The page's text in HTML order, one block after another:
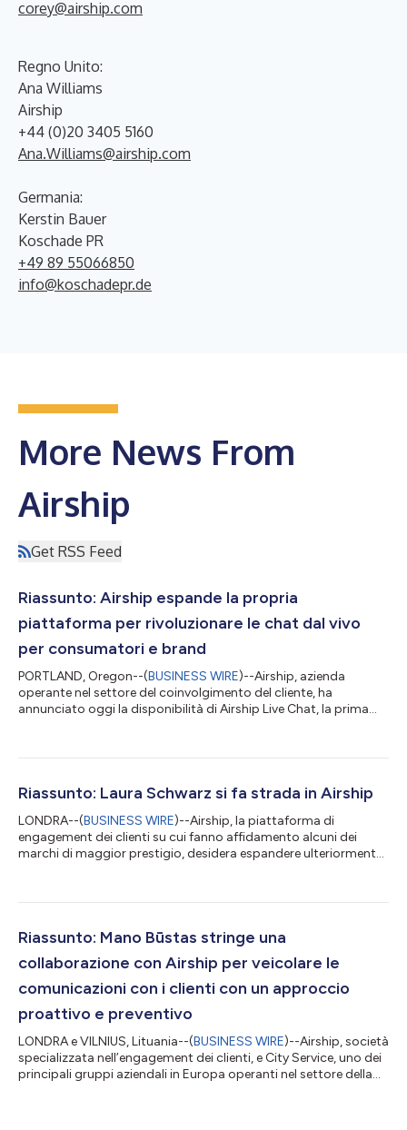
corey@airship.com
Regno Unito:
Ana Williams
Airship
+44 (0)20 3405 5160
Ana.Williams@airship.com
Germania:
Kerstin Bauer
Koschade PR
+49 89 55066850
info@koschadepr.de
More News From
Airship
Get RSS Feed
Riassunto: Airship espande la propria
piattaforma per rivoluzionare le chat dal vivo
per consumatori e brand
PORTLAND, Oregon--(BUSINESS WIRE)--Airship, azienda
operante nel settore del coinvolgimento del cliente, ha
annunciato oggi la disponibilità di Airship Live Chat, la prima
dispositivi mobili per la creazione proattiva di conversazioni dal
SMS, aumentando conversioni, coinvolgimento e
Riassunto: Laura Schwarz si fa strada in Airship
LONDRA--(BUSINESS WIRE)--Airship, la piattaforma di
engagement dei clienti su cui fanno affidamento alcuni dei
marchi di maggior prestigio, desidera espandere ulteriormente
marchio. Allo scopo di promuovere la concretizzazione di tali
vendita nella regione a Laura Schwarz, che in passato ha dato
Riassunto: Mano Būstas stringe una
collaborazione con Airship per veicolare le
comunicazioni con i clienti con un approccio
proattivo e preventivo
LONDRA e VILNIUS, Lituania--(BUSINESS WIRE)--Airship, società
specializzata nell’engagement dei clienti, e City Service, uno dei
principali gruppi aziendali in Europa operanti nel settore della